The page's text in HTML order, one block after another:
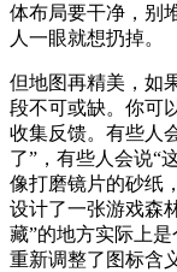
体布局要干净，别
人一眼就想扔掉。
但地图再精美，如
段不可或缺。你可
收集反馈。有些人
了”，有些人会说“
像打磨镜片的砂纸
设计了一张游戏森
藏”的地方实际上
重新调整了图标含